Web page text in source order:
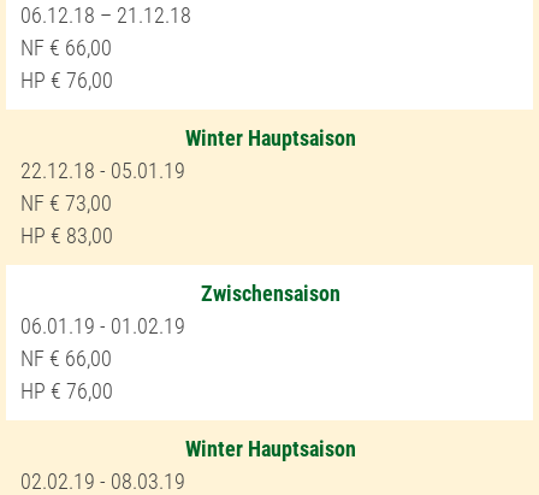
06.12.18 – 21.12.18
66,00
76,00
Winter Hauptsaison
22.12.18 - 05.01.19
73,00
83,00
Zwischensaison
06.01.19 - 01.02.19
66,00
76,00
Winter Hauptsaison
02.02.19 - 08.03.19